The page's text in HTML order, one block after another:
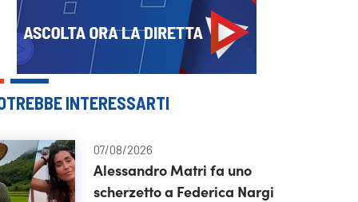
INTERESSARTI
07/08/2026
Alessandro Matri fa uno
scherzetto a Federica Nargi